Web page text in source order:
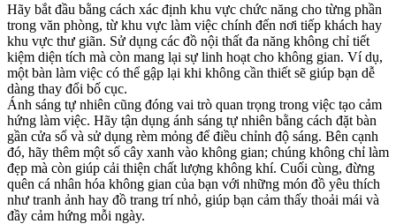
Hãy bắt đầu bằng cách xác định khu vực chức năng cho từng phần
trong văn phòng, từ khu vực làm việc chính đến nơi tiếp khách hay
khu vực thư giãn. Sử dụng các đồ nội thất đa năng không chỉ tiết
kiệm diện tích mà còn mang lại sự linh hoạt cho không gian. Ví dụ,
một bàn làm việc có thể gập lại khi không cần thiết sẽ giúp bạn dễ
dàng thay đổi bố cục.
Ánh sáng tự nhiên cũng đóng vai trò quan trọng trong việc tạo cảm
hứng làm việc. Hãy tận dụng ánh sáng tự nhiên bằng cách đặt bàn
gần cửa sổ và sử dụng rèm mỏng để điều chỉnh độ sáng. Bên cạnh
đó, hãy thêm một số cây xanh vào không gian; chúng không chỉ làm
đẹp mà còn giúp cải thiện chất lượng không khí. Cuối cùng, đừng
quên cá nhân hóa không gian của bạn với những món đồ yêu thích
như tranh ảnh hay đồ trang trí nhỏ, giúp bạn cảm thấy thoải mái và
đầy cảm hứng mỗi ngày.